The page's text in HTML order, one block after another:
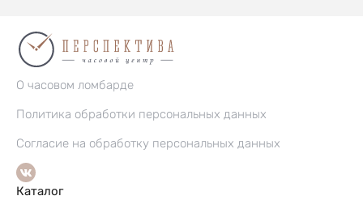
О часовом ломбарде
Политика обработки персональных данных
Согласие на обработку персональных данных
Каталог